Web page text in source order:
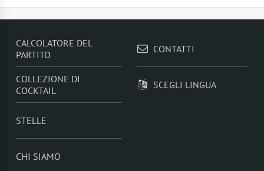
CALCOLATORE DEL
PARTITO
COLLEZIONE DI
COCKTAIL
STELLE
CHI SIAMO
CONTATTI
SCEGLI LINGUA